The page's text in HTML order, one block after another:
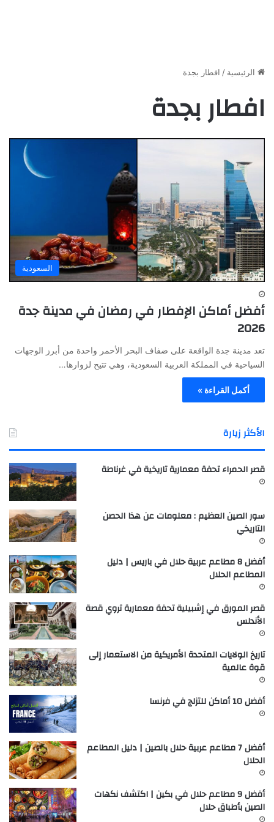
الرئيسية / افطار بجدة
افطار بجدة
السعودية
أفضل أماكن الإفطار في رمضان في مدينة جدة
2026
تعد مدينة جدة الواقعة على ضفاف البحر الأحمر واحدة من أبرز الوجهات
السياحية في المملكة العربية السعودية، وهي تتيح لزوارها…
أكمل القراءة »
الأكثر زيارة
قصر الحمراء تحفة معمارية تاريخية في غرناطة
سور الصين العظيم : معلومات عن هذا الحصن
التاريخي
أفضل 8 مطاعم عربية حلال في باريس | دليل
المطاعم الحلال
قصر المورق في إشبيلية تحفة معمارية تروي قصة
الأندلس
تاريخ الولايات المتحدة الأمريكية من الاستعمار إلى
قوة عالمية
أفضل 10 أماكن للتزلج في فرنسا
أفضل 7 مطاعم عربية حلال بالصين | دليل المطاعم
الحلال
أفضل 9 مطاعم حلال في بكين | اكتشف نكهات
الصين بأطباق حلال